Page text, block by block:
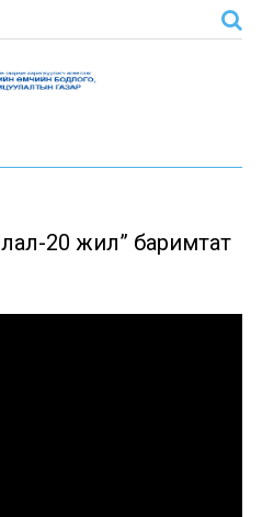
20 жил” баримтат